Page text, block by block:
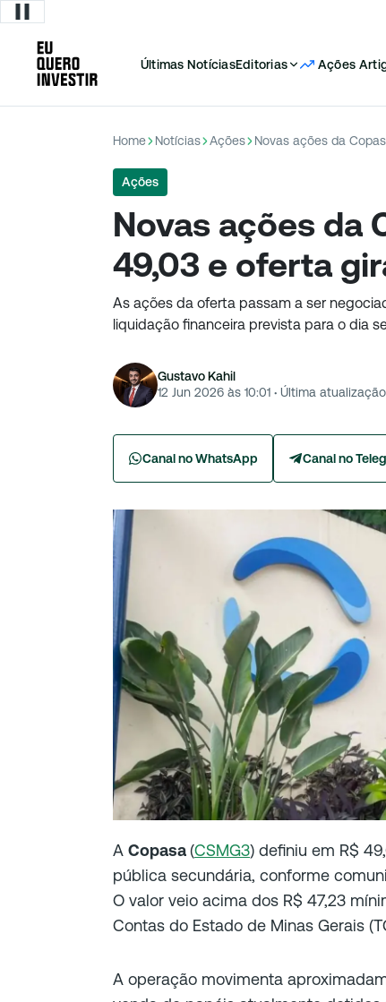
Últimas NotíciasEditorias Ações
Home Notícias Ações Novas ações da
Ações
Novas ações da
49,03 e oferta
As ações da oferta passam a ser
liquidação financeira prevista para o dia
Gustavo Kahil
12 Jun 2026 às 10:01 · Última
Canal no WhatsApp Canal no
A Copasa(CSMG3) definiu em R$
pública secundária, conforme
O valor veio acima dos R$ 47,23
Contas do Estado de Minas Gerais
A operação movimenta